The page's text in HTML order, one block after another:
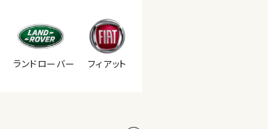
ランドローバー フィアット